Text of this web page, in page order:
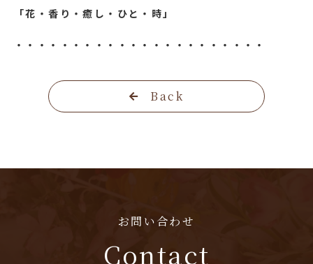
「花・香り・癒し・ひと・時」
・・・・・・・・・・・・・・・・・・・・・・
Back
お問い合わせ
Contact